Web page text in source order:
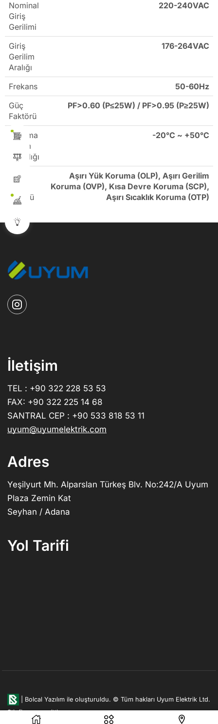
Nominal
Giriş
Gerilimi
220-240VAC
Giriş
Gerilim
Aralığı
176-264VAC
Frekans
50-60Hz
Güç
Faktörü
PF>0.60 (P≤25W) / PF>0.95 (P≥25W)
Çalışma
Ortam
Sıcaklığı
-20°C ~ +50°C
Sabit
Sürücü
Aşırı Yük Koruma (OLP), Aşırı Gerilim
Koruma (OVP), Kısa Devre Koruma (SCP),
Aşırı Sıcaklık Koruma (OTP)
İletişim
TEL : +90 322 228 53 53
FAX: +90 322 225 14 68
SANTRAL CEP : +90 533 818 53 11
uyum@uyumelektrik.com
Adres
Yeşilyurt Mh. Alparslan Türkeş Blv. No:242/A Uyum
Plaza Zemin Kat
Seyhan / Adana
Yol Tarifi
Bolcal Yazılım ile oluşturuldu. © Tüm hakları Uyum Elektrik Ltd.
Şti. firmasına aittir.